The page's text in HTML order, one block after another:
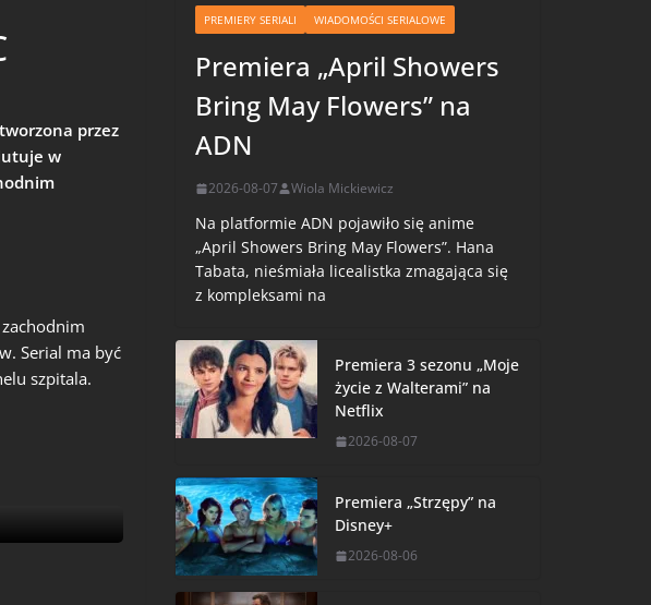
przez
w
Serial ma być
szpitala.
PREMIERY SERIALI WIADOMOŚCI SERIALOWE
Premiera „April Showers
Bring May Flowers” na
ADN
2026-08-07 Wiola Mickiewicz
Na platformie ADN pojawiło się anime
„April Showers Bring May Flowers”. Hana
Tabata, nieśmiała licealistka zmagająca się
z kompleksami na
Premiera 3 sezonu „Moje
życie z Walterami” na
Netflix
2026-08-07
Premiera „Strzępy” na
Disney+
2026-08-06